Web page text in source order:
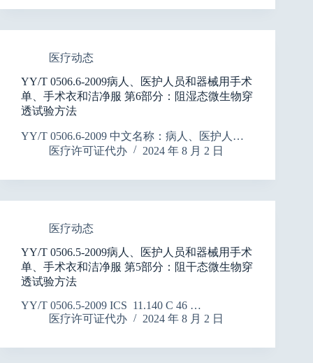
医疗动态
YY/T 0506.6-2009病人、医护人员和器械用手术
单、手术衣和洁净服 第6部分：阻湿态微生物穿
透试验方法
YY/T 0506.6-2009 中文名称：病人、医护人…
医疗许可证代办
2024 年 8 月 2 日
医疗动态
YY/T 0506.5-2009病人、医护人员和器械用手术
单、手术衣和洁净服 第5部分：阻干态微生物穿
透试验方法
YY/T 0506.5-2009 ICS 11.140 C 46 …
医疗许可证代办
2024 年 8 月 2 日